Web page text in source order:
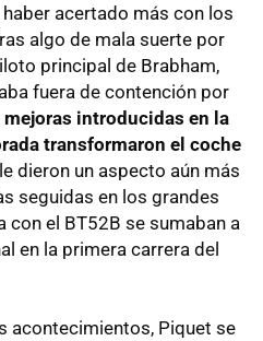
acertado más con los
algo de mala suerte por
principal de Brabham,
fuera de contención por
mejoras introducidas en la
transformaron el coche
dieron un aspecto aún más
seguidas en los grandes
con el BT52B se sumaban a
en la primera carrera del
acontecimientos, Piquet se